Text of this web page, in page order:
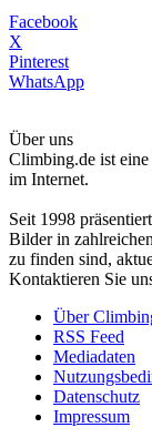
Facebook
X
Pinterest
WhatsApp
Über uns
Climbing.de ist eine
im Internet.
Seit 1998
Bilder in
zu finden sind,
Kontaktieren Sie
Über
RSS Feed
Mediadaten
Datenschutz
Impressum